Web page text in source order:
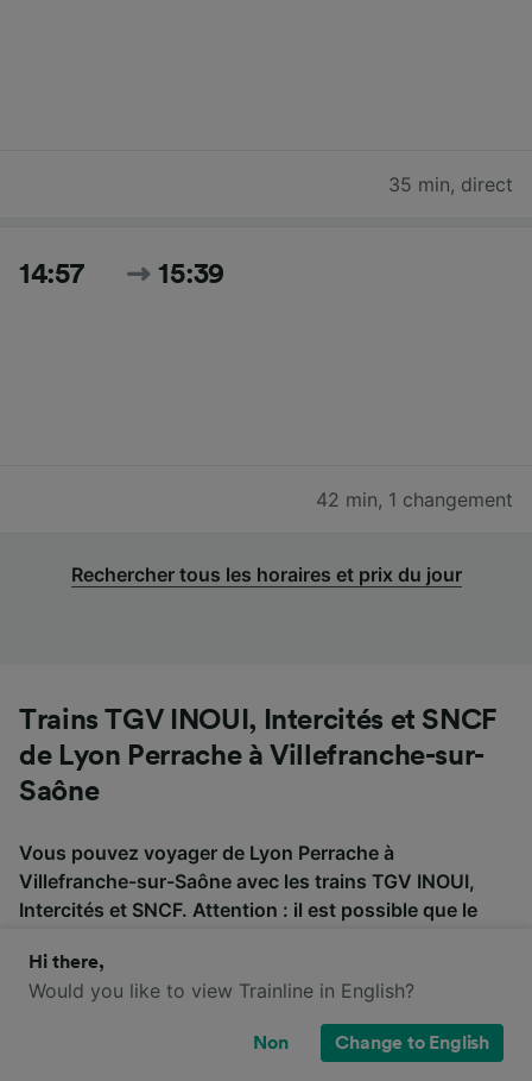
35 min, direct
14:57 15:39
42 min, 1 changement
Rechercher tous les horaires et prix du jour
Trains TGV INOUI, Intercités et SNCF
de Lyon Perrache à Villefranche-sur-
Saône
Vous pouvez voyager de Lyon Perrache à
Villefranche-sur-Saône avec les trains TGV INOUI,
Intercités et SNCF. Attention : il est possible que le
train et que des changements soient prévus. Vérifiez
donc bien si vous devez prendre une correspondance
avant d'acheter vos billets de train.
Hi there,
Would you like to view Trainline in English?
Non Change to English